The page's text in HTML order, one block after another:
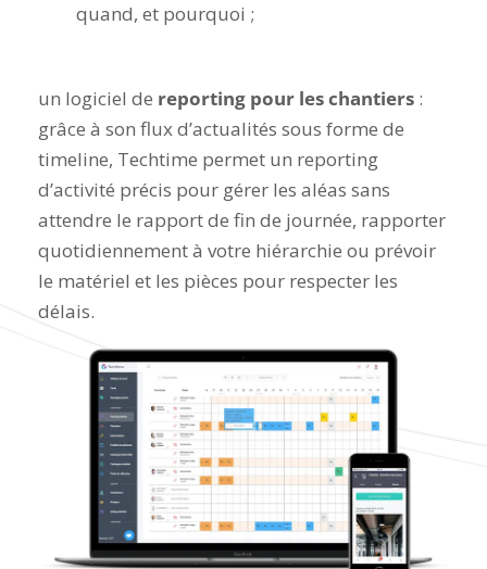
quand, et pourquoi ;
un logiciel de reporting pour les chantiers :
grâce à son flux d’actualités sous forme de
timeline, Techtime permet un reporting
d’activité précis pour gérer les aléas sans
attendre le rapport de fin de journée, rapporter
quotidiennement à votre hiérarchie ou prévoir
le matériel et les pièces pour respecter les
délais.